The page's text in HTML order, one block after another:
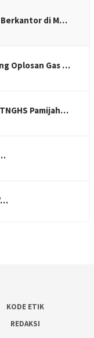
Berkantor di M…
Oplosan Gas …
Pamijah…
KODE ETIK
REDAKSI